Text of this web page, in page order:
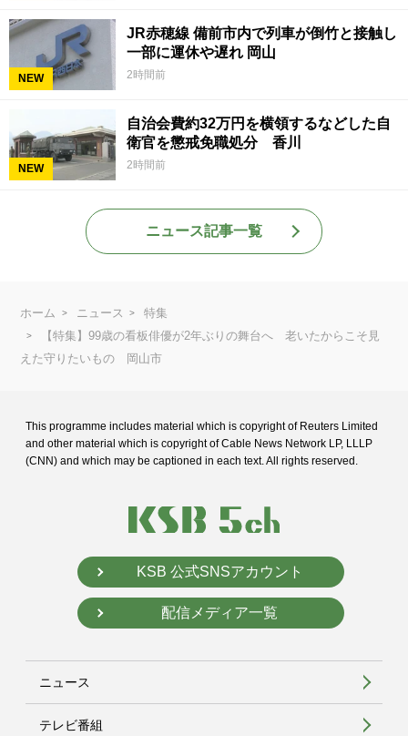
NEW
JR赤穂線 備前市内で列車が倒竹と接触し
一部に運休や遅れ 岡山
2時間前
NEW
自治会費約32万円を横領するなどした自
衛官を懲戒免職処分 香川
2時間前
ニュース記事一覧
ホーム ニュース
特集
【特集】99歳の看板俳優が2年ぶりの舞台へ 老いたからこそ見
えた守りたいもの 岡山市
This programme includes material which is copyright of Reuters Limited
and other material which is copyright of Cable News Network LP, LLLP
(CNN) and which may be captioned in each text. All rights reserved.
KSB 公式SNSアカウント
配信メディア一覧
ニュース
テレビ番組